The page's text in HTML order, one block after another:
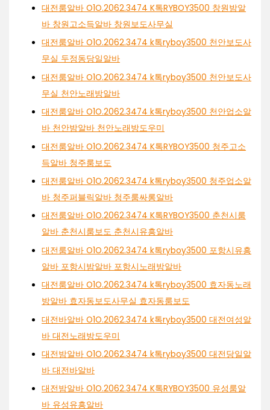
대전룸알바 O1O.2062.3474 K톡RYBOY3500 창원밤알
바 창원고소득알바 창원보도사무실
대전룸알바 O1O.2062.3474 k톡ryboy3500 천안보도사
무실 두정동당일알바
대전룸알바 O1O.2062.3474 k톡ryboy3500 천안보도사
무실 천안노래방알바
대전룸알바 O1O.2062.3474 k톡ryboy3500 천안업소알
바 천안밤알바 천안노래방도우미
대전룸알바 O1O.2062.3474 K톡RYBOY3500 청주고소
득알바 청주룸보도
대전룸알바 O1O.2062.3474 k톡ryboy3500 청주업소알
바 청주퍼블릭알바 청주룸싸롱알바
대전룸알바 O1O.2062.3474 K톡RYBOY3500 춘천시룸
알바 춘천시룸보도 춘천시유흥알바
대전룸알바 O1O.2062.3474 k톡ryboy3500 포항시유흥
알바 포항시밤알바 포항시노래방알바
대전룸알바 O1O.2062.3474 k톡ryboy3500 효자동노래
방알바 효자동보도사무실 효자동룸보도
대전바알바 O1O.2062.3474 k톡ryboy3500 대전여성알
바 대전노래방도우미
대전밤알바 O1O.2062.3474 k톡ryboy3500 대전당일알
바 대전바알바
대전밤알바 O1O.2062.3474 K톡RYBOY3500 유성룸알
바 유성유흥알바